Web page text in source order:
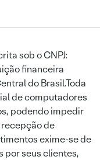
sob o CNPJ:
financeira
do Brasil.Toda
de computadores
podendo impedir
de
exime-se de
por seus clientes,